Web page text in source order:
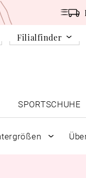
Filialfinder
SPORTSCHUHE